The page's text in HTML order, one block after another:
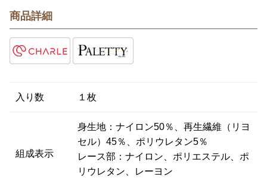
商品詳細
入り数 １枚
組成表示
身生地：ナイロン50％、再生繊維（リヨ
セル）45％、ポリウレタン5％
レース部：ナイロン、ポリエステル、ポ
リウレタン、レーヨン